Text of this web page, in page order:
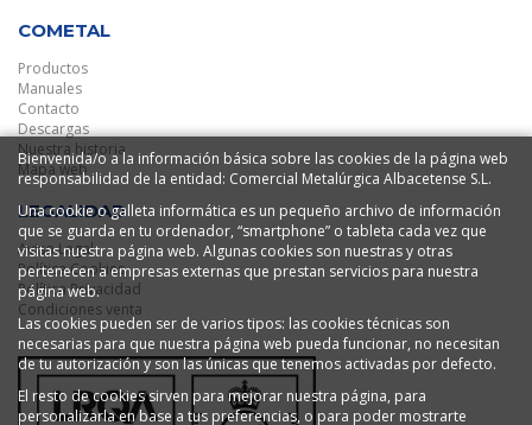
COMETAL
Productos
Manuales
Contacto
Descargas
Nuestra historia
Mapa web
LEGALIDAD
Aviso Legal
Política Cookies
Política Privacidad
Condiciones venta
Bienvenida/o a la información básica sobre las cookies de la página web
responsabilidad de la entidad: Comercial Metalúrgica Albacetense S.L.
Una cookie o galleta informática es un pequeño archivo de información
que se guarda en tu ordenador, “smartphone” o tableta cada vez que
visitas nuestra página web. Algunas cookies son nuestras y otras
pertenecen a empresas externas que prestan servicios para nuestra
página web.
Las cookies pueden ser de varios tipos: las cookies técnicas son
necesarias para que nuestra página web pueda funcionar, no necesitan
de tu autorización y son las únicas que tenemos activadas por defecto.
El resto de cookies sirven para mejorar nuestra página, para
personalizarla en base a tus preferencias, o para poder mostrarte